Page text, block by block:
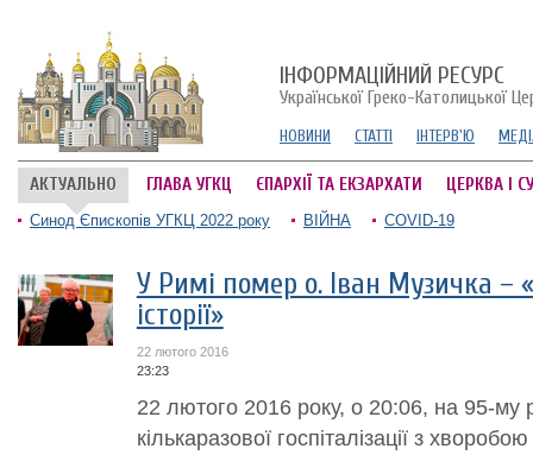
ІНФОРМАЦІЙНИЙ РЕСУРС
Української Греко-Католицької
НОВИНИ СТАТТІ ІНТЕРВ'Ю
АКТУАЛЬНО ГЛАВА УГКЦ ЄПАРХІЇ ТА ЕКЗАРХАТИ ЦЕРКВА І
Синод Єпископів УГКЦ 2022 року ВІЙНА COVID-19
У Римі помер о. Іван Музичка –
історії»
22 лютого 2016
23:23
22 лютого 2016 року, о 20:06, на 95-му
кількаразової госпіталізації з